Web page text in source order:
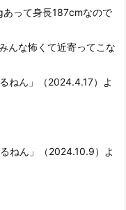
って身長187cmなので
んな怖くて近寄ってこな
ねん」（2024.4.17）よ
ねん」（2024.10.9）よ